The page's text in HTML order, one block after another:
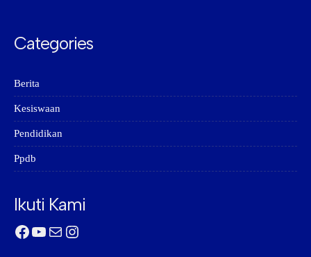
Categories
Berita
Kesiswaan
Pendidikan
Ppdb
Ikuti Kami
Facebook
YouTube
MailInstagram